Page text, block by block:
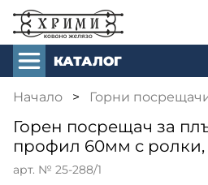
КАТАЛОГ
Начало > Горни
Горен посрещач за
профил 60мм с
арт. № 25-288/1